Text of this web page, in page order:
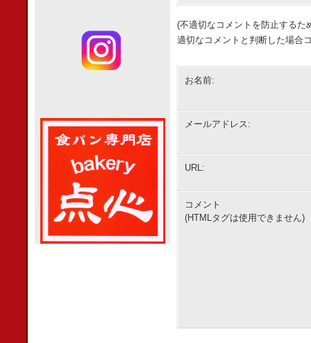
(不適切なコメントを防止するた
適切なコメントと判断した場合
お名前:
メールアドレス:
URL:
コメント
(HTMLタグは使用できません)